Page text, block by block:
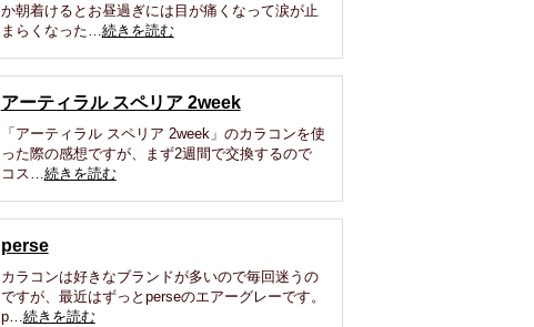
か朝着けるとお昼過ぎには目が痛くなって涙が止
まらくなった…続きを読む
アーティラル スペリア 2week
「アーティラル スペリア 2week」のカラコンを使
った際の感想ですが、まず2週間で交換するので
コス…続きを読む
perse
カラコンは好きなブランドが多いので毎回迷うの
ですが、最近はずっとperseのエアーグレーです。
p…続きを読む